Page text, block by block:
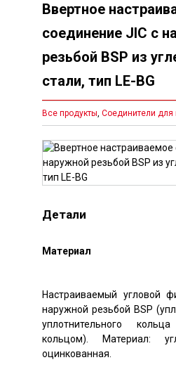
Ввертное
соединение JIC с
резьбой BSP из
стали, тип LE-BG
Все продукты, Соединители для
Детали
Mатериал
Настраиваемый угловой
наружной резьбой BSP
уплотнительного
кольцом). Материал:
оцинкованная.